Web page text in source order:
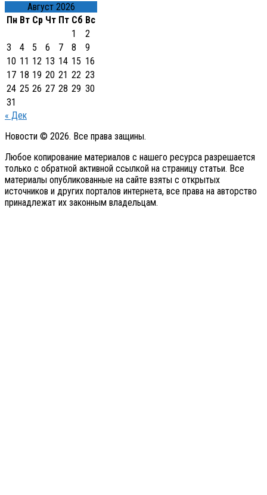
Август 2026
Пн Вт Ср Чт Пт Сб Вс
1
2
3
4 5 6 7 8
9
10 11 12 13 14 15 16
17 18 19 20 21 22 23
24 25 26 27 28 29 30
31
« Дек
Новости © 2026. Все права защины.
Любое копирование материалов с нашего ресурса разрешается
только с обратной активной ссылкой на страницу статьи. Все
материалы опубликованные на сайте взяты с открытых
источников и других порталов интернета, все права на авторство
принадлежат их законным владельцам.